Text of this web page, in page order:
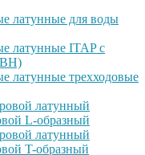
латунные для воды
латунные ITAP с
латунные трехходовые
латунный
L-образный
латунный
T-образный